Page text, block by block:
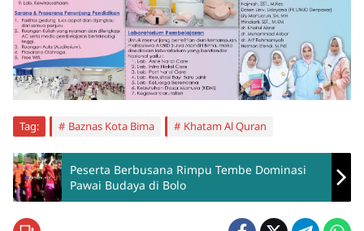
Tag: Baznas Kota Bima Khatam Al Quran
Peserta Berbusana Rimpu Tembe Dominasi
Pawai Budaya di Bolo